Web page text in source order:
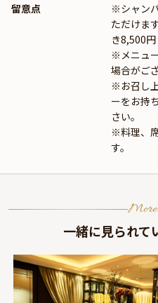
留意点
※シャン
ただけま
き8,500円
※メニュ
場合がご
※お召し
ーをお持
さい。
※料理、
す。
More
一緒に見られて